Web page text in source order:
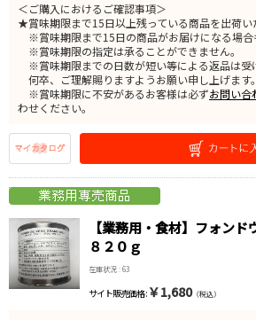
＜ご購入におけるご確認事項＞
★賞味期限まで15日以上残っている商品を出荷い
※賞味期限まで15日の商品がお届けになる場合
※賞味期限の指定は承ることができません。
※賞味期限までの日数が短い等による返品は受
何卒、ご理解賜りますようお願い申し上げます。
※賞味期限に不安があるお客様は必ずお問い合
わせください。
【業務用・食材】フォン
８２０ｇ
在庫状況 : 63
サイト販売価格 : ￥1,680（税込）